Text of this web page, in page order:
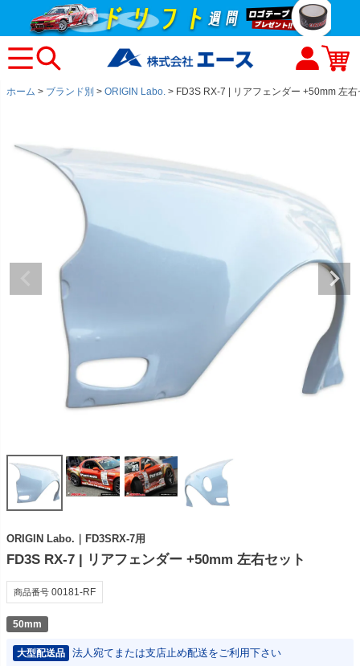
ホーム ブランド別 ORIGIN Labo. FD3S RX-7 | リアフェンダー +50mm 左右
ORIGIN Labo.｜FD3SRX-7用
FD3S RX-7 | リアフェンダー +50mm 左右セット
商品番号 00181-RF
50mm
大型配送品 法人宛てまたは支店止め配送をご利用下さい